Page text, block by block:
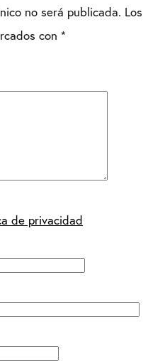
no será publicada. Los
con *
de privacidad